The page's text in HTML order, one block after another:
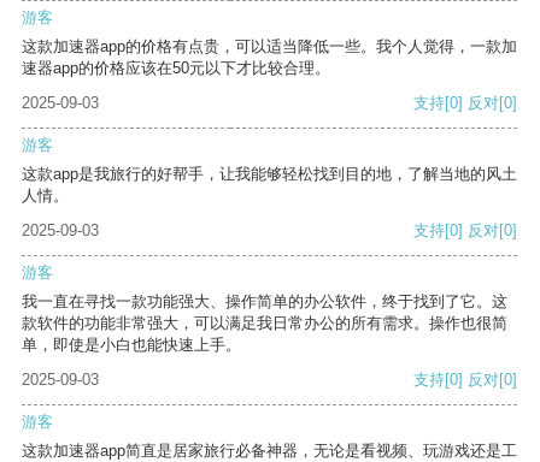
游客
这款加速器app的价格有点贵，可以适当降低一些。我个人觉得，一款加
速器app的价格应该在50元以下才比较合理。
2025-09-03
支持[0] 反对[0]
游客
这款app是我旅行的好帮手，让我能够轻松找到目的地，了解当地的风土
人情。
2025-09-03
支持[0] 反对[0]
游客
我一直在寻找一款功能强大、操作简单的办公软件，终于找到了它。这
款软件的功能非常强大，可以满足我日常办公的所有需求。操作也很简
单，即使是小白也能快速上手。
2025-09-03
支持[0] 反对[0]
游客
这款加速器app简直是居家旅行必备神器，无论是看视频、玩游戏还是工